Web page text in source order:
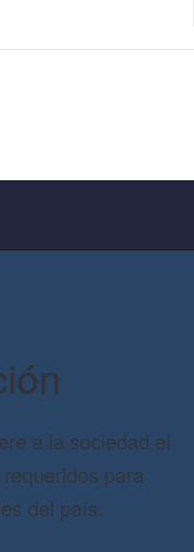
a la sociedad el
para
del país.